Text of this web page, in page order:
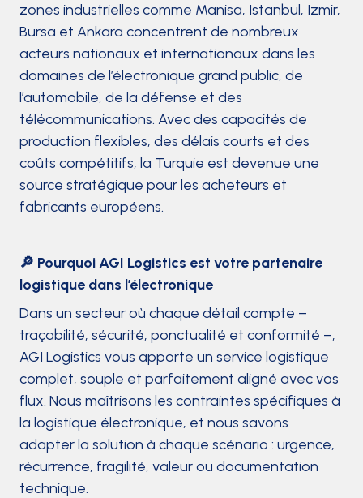
zones industrielles comme Manisa, Istanbul, Izmir,
Bursa et Ankara concentrent de nombreux
acteurs nationaux et internationaux dans les
domaines de l’électronique grand public, de
l’automobile, de la défense et des
télécommunications. Avec des capacités de
production flexibles, des délais courts et des
coûts compétitifs, la Turquie est devenue une
source stratégique pour les acheteurs et
fabricants européens.
🔎 Pourquoi AGI Logistics est votre partenaire
logistique dans l’électronique
Dans un secteur où chaque détail compte –
traçabilité, sécurité, ponctualité et conformité –,
AGI Logistics vous apporte un service logistique
complet, souple et parfaitement aligné avec vos
flux. Nous maîtrisons les contraintes spécifiques à
la logistique électronique, et nous savons
adapter la solution à chaque scénario : urgence,
récurrence, fragilité, valeur ou documentation
technique.